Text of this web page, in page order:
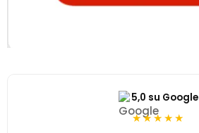
5,0 su Google
★★★★★